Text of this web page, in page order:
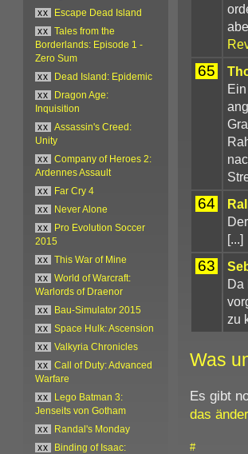
65
64
[...]
63
Da
zu
Was
Es gibt
das
#
xx
Escape Dead Island
xx
Tales from the
Borderlands: Episode 1 -
Zero Sum
xx
Dead Island: Epidemic
xx
Dragon Age:
Inquisition
xx
Assassin's Creed:
Unity
xx
Company of Heroes 2:
Ardennes Assault
xx
Far Cry 4
xx
Never Alone
xx
Pro Evolution Soccer
2015
xx
This War of Mine
xx
World of Warcraft:
Warlords of Draenor
xx
Bau-Simulator 2015
xx
Space Hulk: Ascension
xx
Valkyria Chronicles
xx
Call of Duty: Advanced
Warfare
xx
Lego Batman 3:
Jenseits von Gotham
xx
Randal's Monday
xx
Binding of Isaac: